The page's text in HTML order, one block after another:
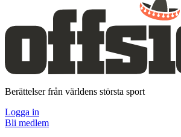
Berättelser från världens största sport
Logga in
Bli medlem